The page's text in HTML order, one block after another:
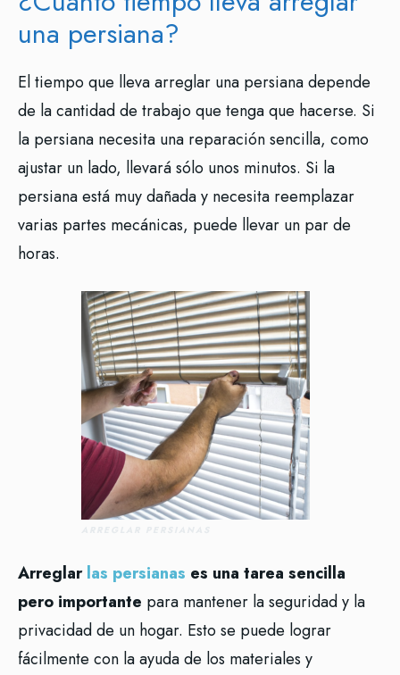
una persiana?
El tiempo que lleva arreglar una persiana depende
de la cantidad de trabajo que tenga que hacerse. Si
la persiana necesita una reparación sencilla, como
ajustar un lado, llevará sólo unos minutos. Si la
persiana está muy dañada y necesita reemplazar
varias partes mecánicas, puede llevar un par de
horas.
Arreglarlas persianas es una tarea sencilla
pero importante para mantener la seguridad y la
privacidad de un hogar. Esto se puede lograr
fácilmente con la ayuda de los materiales y